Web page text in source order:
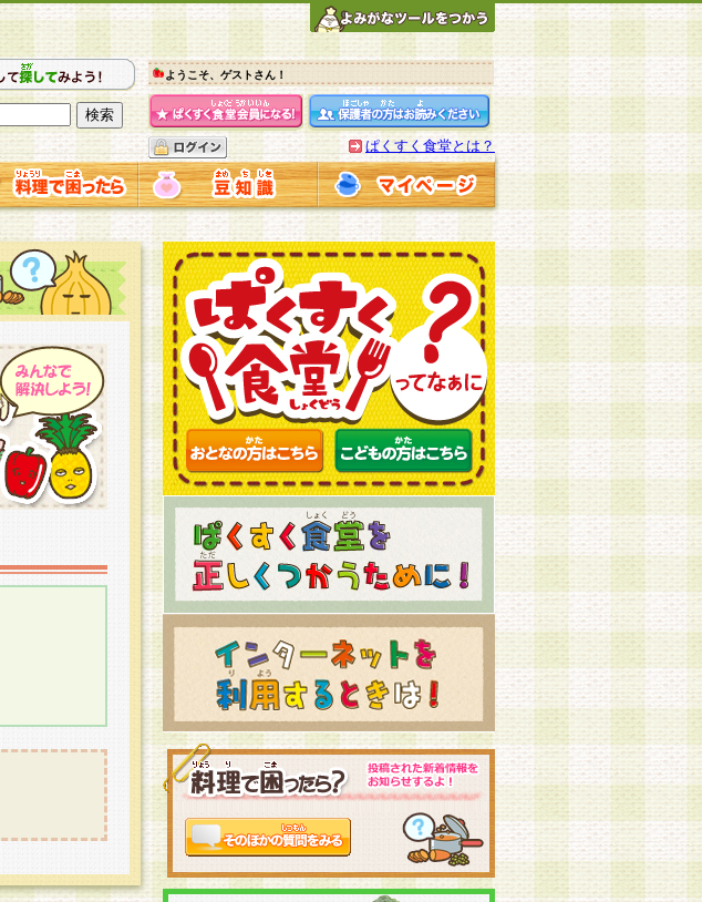
ようこそ、ゲストさん！
ぱくすく食堂とは？